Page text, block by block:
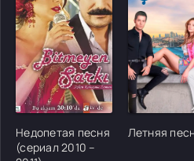
[/
Недопетая песня
(сериал 2010 –
[/
Летняя